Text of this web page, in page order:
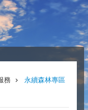
務 永續森林專區